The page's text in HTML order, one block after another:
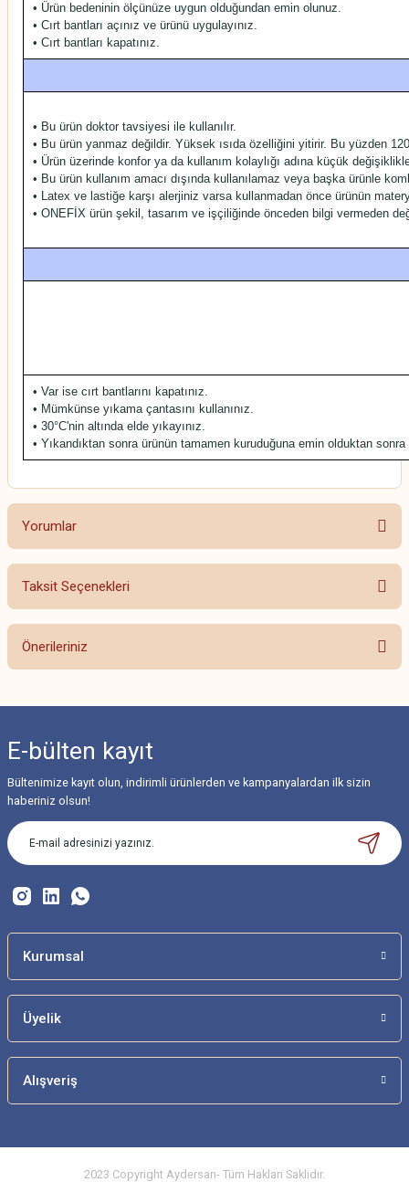
• Ürün bedeninin ölçünüze uygun olduğundan emin olunuz.
• Cırt bantları açınız ve ürünü uygulayınız.
• Cırt bantları kapatınız.
• Bu ürün doktor tavsiyesi ile kullanılır.
• Bu ürün yanmaz değildir. Yüksek ısıda özelliğini yitirir. Bu yüzden
• Ürün üzerinde konfor ya da kullanım kolaylığı adına küçük
• Bu ürün kullanım amacı dışında kullanılamaz veya başka ürünle
• Latex ve lastiğe karşı alerjiniz varsa kullanmadan önce ürünün
• ONEFİX ürün şekil, tasarım ve işçiliğinde önceden bilgi vermeden
• Var ise cırt bantlarını kapatınız.
• Mümkünse yıkama çantasını kullanınız.
• 30°C'nin altında elde yıkayınız.
• Yıkandıktan sonra ürünün tamamen kuruduğuna emin olduktan sonra
Yorumlar
Bu ürüne ilk yorumu siz yapın!
Taksit Seçenekleri
Önerileriniz
Görüş ve önerileriniz için teşekkür ederiz.
Ürün resmi kalitesiz, bozuk veya görüntülenemiyor.
Ürün açıklamasında eksik bilgiler bulunuyor.
Ürün bilgilerinde hatalar bulunuyor.
Bu ürüne benzer farklı alternatifler olmalı.
E-bülten kayıt
Bültenimize kayıt olun, indirimli ürünlerden ve kampanyalardan ilk sizin
haberiniz olsun!
Kurumsal
Üyelik
Alışveriş
2023 Copyright Aydersan- Tüm Hakları Saklıdır.